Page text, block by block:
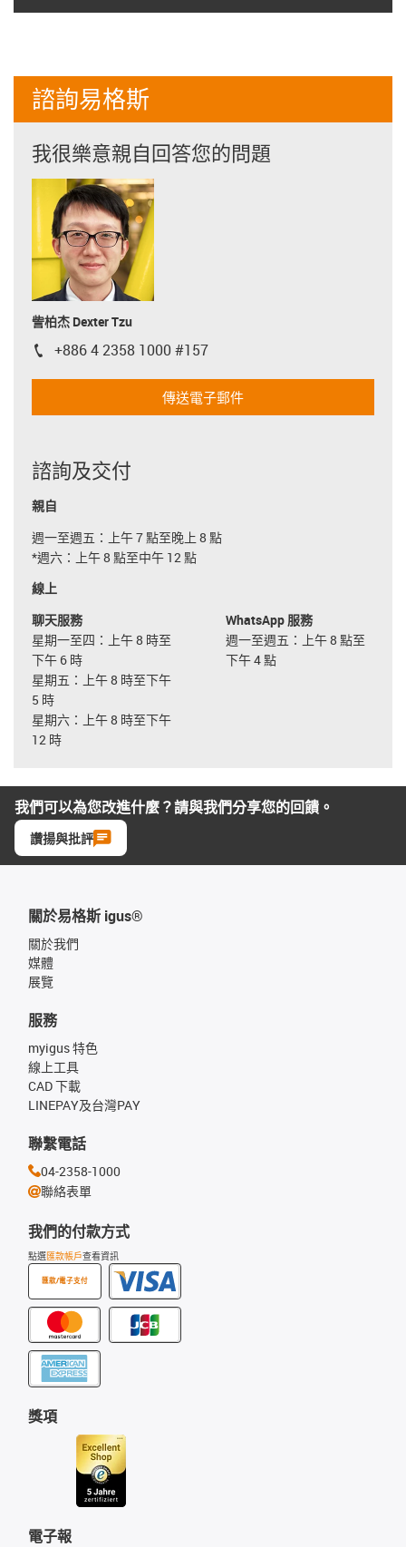
諮詢易格斯
我很樂意親自回答您的問題
訾柏杰 Dexter Tzu
igus-icon-phone
+886 4 2358 1000 #157
傳送電子郵件
諮詢及交付
親自
週一至週五：上午 7 點至晚上 8 點
*週六：上午 8 點至中午 12 點
線上
聊天服務
星期一至四：上午 8 時至
下午 6 時
星期五：上午 8 時至下午
5 時
星期六：上午 8 時至下午
12 時
WhatsApp 服務
週一至週五：上午 8 點至
下午 4 點
我們可以為您改進什麼？請與我們分享您的回饋。
讚揚與批評
關於易格斯 igus®
關於我們
媒體
展覽
我們的付款方式
點選匯款帳戶查看資訊
匯款/電子支付
服務
myigus 特色
線上工具
CAD 下載
LINEPAY及台灣PAY
獎項
電子報
聯繫電話
04-2358-1000
聯絡表單